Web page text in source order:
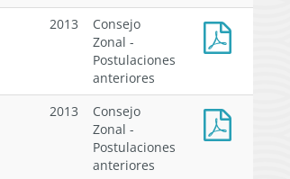
fines
de
lucro
entidades
sin
lucro
2013
Consejo
Zonal -
Postulaciones
anteriores
de
2013,
2013
Consejo
Zonal -
Postulaciones
anteriores